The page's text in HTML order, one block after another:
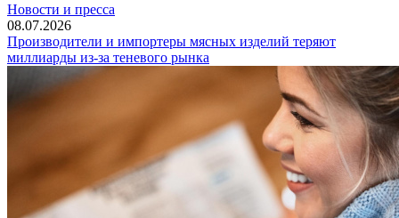
Новости и пресса
08.07.2026
Производители и импортеры мясных изделий теряют
миллиарды из-за теневого рынка